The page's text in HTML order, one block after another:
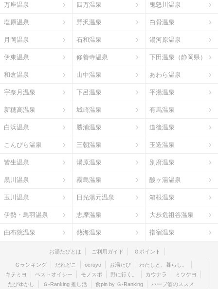
万座温泉 四万温泉 鬼怒川温泉
塩原温泉 野沢温泉 白骨温泉
月岡温泉 石和温泉 湯河原温泉
伊東温泉 修善寺温泉 下田温泉（静岡県）
和倉温泉 山中温泉 あわら温泉
宇奈月温泉 下呂温泉 平湯温泉
新穂高温泉 城崎温泉 有馬温泉
白浜温泉 勝浦温泉 道後温泉
こんぴら温泉 三朝温泉 玉造温泉
皆生温泉 湯原温泉 別府温泉
黒川温泉 霧島温泉 酸ヶ湯温泉
玉川温泉 日光湯元温泉 箱根温泉
伊勢・鳥羽温泉 志摩温泉 大歩危祖谷温泉
由布院温泉 熱海温泉 指宿温泉
お湯たびとは ご利用ガイド Ｇポイント
Ｇランキング だれどこ ocruyo お湯たび
わたしと、暮らし。
キテミヨ
ベストオイシー モノスポ 野に行く。 カウナラ
ミツケヨ
たびゆかし
Ｇ-Ranking 推し活 食pin by Ｇ-Ranking ハーブ酒のススメ